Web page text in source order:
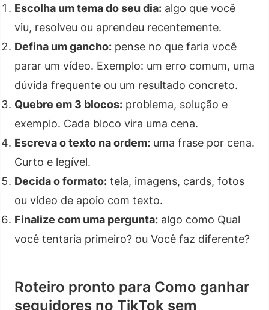
Escolha um tema do seu dia: algo que você
viu, resolveu ou aprendeu recentemente.
Defina um gancho: pense no que faria você
parar um vídeo. Exemplo: um erro comum, uma
dúvida frequente ou um resultado concreto.
Quebre em 3 blocos: problema, solução e
exemplo. Cada bloco vira uma cena.
Escreva o texto na ordem: uma frase por cena.
Curto e legível.
Decida o formato: tela, imagens, cards, fotos
ou vídeo de apoio com texto.
Finalize com uma pergunta: algo como Qual
você tentaria primeiro? ou Você faz diferente?
Roteiro pronto para Como ganhar
seguidores no TikTok sem